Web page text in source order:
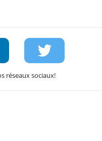
réseaux sociaux!